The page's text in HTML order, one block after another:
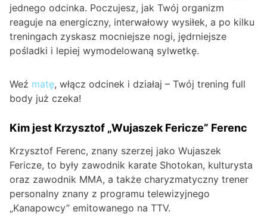
jednego odcinka. Poczujesz, jak Twój organizm
reaguje na energiczny, interwałowy wysiłek, a po kilku
treningach zyskasz mocniejsze nogi, jędrniejsze
pośladki i lepiej wymodelowaną sylwetkę.
Weź matę, włącz odcinek i działaj – Twój trening full
body już czeka!
Kim jest Krzysztof „Wujaszek Fericze” Ferenc
Krzysztof Ferenc, znany szerzej jako Wujaszek
Fericze, to były zawodnik karate Shotokan, kulturysta
oraz zawodnik MMA, a także charyzmatyczny trener
personalny znany z programu telewizyjnego
„Kanapowcy” emitowanego na TTV.